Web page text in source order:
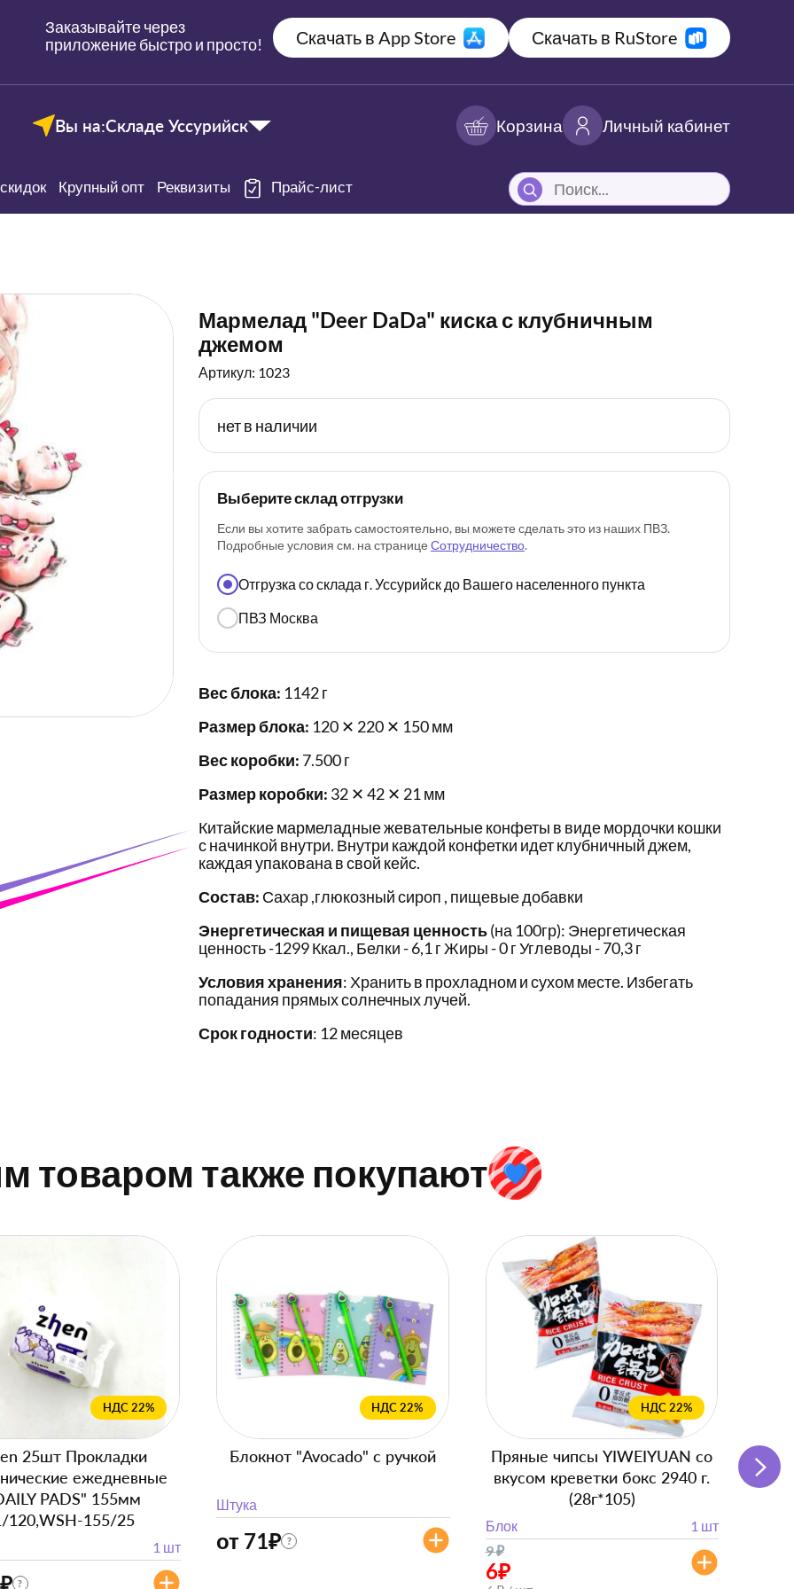
Заказывайте через
приложение быстро и просто!
Скачать в App Store Скачать в RuStore
Вы на:Складе Уссурийск Корзина Личный кабинет
Крупный опт Реквизиты Прайс-лист
Мармелад "Deer DaDa" киска с клубничным
джемом
Артикул: 1023
нет в наличии
Выберите склад отгрузки
Если вы хотите забрать самостоятельно, вы можете сделать это из наших ПВЗ.
Подробные условия см. на странице Сотрудничество.
Отгрузка со склада г. Уссурийск до Вашего населенного пункта
ПВЗ Москва
Вес блока: 1142 г
Размер блока: 120 ✕ 220 ✕ 150 мм
Вес коробки: 7.500 г
Размер коробки: 32 ✕ 42 ✕ 21 мм
Китайские мармеладные жевательные конфеты в виде мордочки кошки
с начинкой внутри. Внутри каждой конфетки идет клубничный джем,
каждая упакована в свой кейс.
Состав: Сахар ,глюкозный сироп , пищевые добавки
Энергетическая и пищевая ценность(на 100гр): Энергетическая
ценность -1299 Ккал., Белки - 6,1 г Жиры - 0 г Углеводы - 70,3 г
Условия хранения: Хранить в прохладном и сухом месте. Избегать
попадания прямых солнечных лучей.
Срок годности: 12 месяцев
товаром также покупают
НДС 22%
25шт Прокладки
ежедневные
PADS" 155мм
120,WSH-155/25
1 шт
₽ ?
НДС 22%
Блокнот "Avocado" с ручкой
Штука
от 71₽ ?
НДС 22%
Пряные чипсы YIWEIYUAN со
вкусом креветки бокс 2940 г.
(28г*105)
Блок
1 шт
9₽
6₽